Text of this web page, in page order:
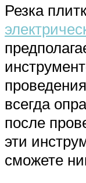
Резка
всегда
после
эти
сможете